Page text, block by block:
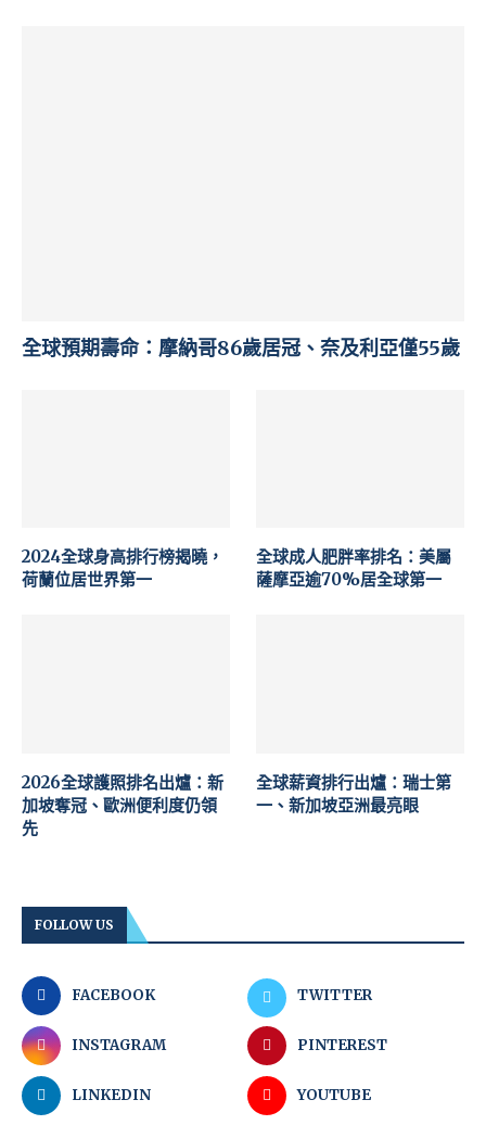
全球預期壽命：摩納哥86歲居冠、奈及利亞僅55歲
2024全球身高排行榜揭曉，
荷蘭位居世界第一
全球成人肥胖率排名：美屬
薩摩亞逾70%居全球第一
2026全球護照排名出爐：新
加坡奪冠、歐洲便利度仍領
先
全球薪資排行出爐：瑞士第
一、新加坡亞洲最亮眼
FOLLOW US
FACEBOOK TWITTER
INSTAGRAM PINTEREST
LINKEDIN YOUTUBE